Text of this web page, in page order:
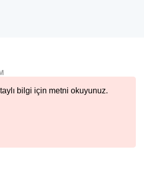
bilgi için metni okuyunuz.